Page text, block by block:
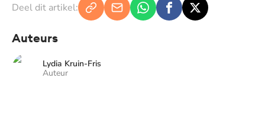
Deel dit artikel:
Auteurs
Lydia Kruin-Fris
Auteur